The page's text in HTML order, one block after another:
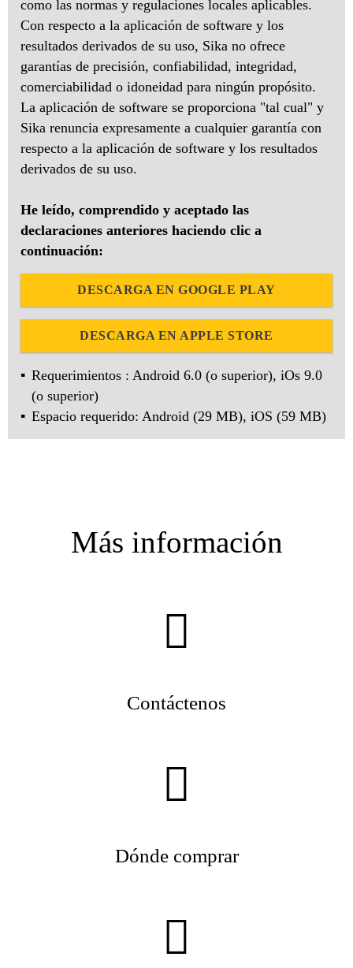
como las normas y regulaciones locales aplicables.
Con respecto a la aplicación de software y los
resultados derivados de su uso, Sika no ofrece
garantías de precisión, confiabilidad, integridad,
comerciabilidad o idoneidad para ningún propósito.
La aplicación de software se proporciona "tal cual" y
Sika renuncia expresamente a cualquier garantía con
respecto a la aplicación de software y los resultados
derivados de su uso.
He leído, comprendido y aceptado las
declaraciones anteriores haciendo clic a
continuación:
DESCARGA EN GOOGLE PLAY
DESCARGA EN APPLE STORE
Requerimientos : Android 6.0 (o superior), iOs 9.0
(o superior)
Espacio requerido: Android (29 MB), iOS (59 MB)
Más información
Contáctenos
Dónde comprar